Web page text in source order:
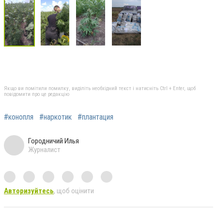
Якщо ви помітили помилку, виділіть необхідний текст і натисніть Ctrl + Enter, щоб
повідомити про це редакцію
#конопля #наркотик #плантация
Городничий Илья
Журналист
Авторизуйтесь, щоб оцінити